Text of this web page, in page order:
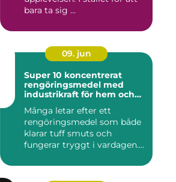
bara ta sig ...
09. jun
Super 10 koncentrerat
rengöringsmedel med
industrikraft för hem och
Många letar efter ett
rengöringsmedel som både
klarar tuff smuts och
fungerar tryggt i vardagen.